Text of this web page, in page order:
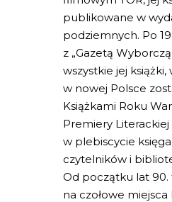
publikowane w
podziemnych. Po
z „Gazetą
wszystkie jej książki,
w nowej Polsce
Książkami Roku
Premiery Literackiej
w plebiscycie
czytelników i
Od początku lat 90.
na czołowe